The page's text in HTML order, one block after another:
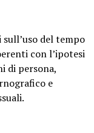
del tempo
con l’ipotesi
di persona,
e